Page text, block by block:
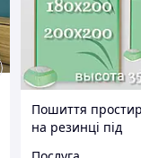
Пошиття
на резинці під